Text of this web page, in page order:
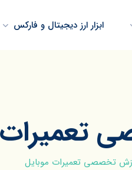
ابزار ارز دیجیتال و فارکس
تعمیرات
تخصصی تعمیرات موبایل